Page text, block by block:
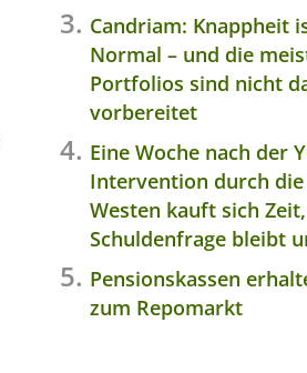
Candriam: Knappheit
Normal – und die
Portfolios sind nicht
vorbereitet
Eine Woche nach der
Intervention durch die
Westen kauft sich
Schuldenfrage bleibt
Pensionskassen
zum Repomarkt